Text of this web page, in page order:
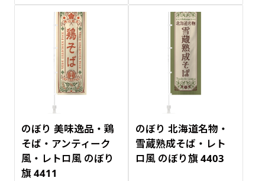
のぼり 美味逸品・鶏
そば・アンティーク
風・レトロ風 のぼり
旗 4411
のぼり 北海道名物・
雪蔵熟成そば・レト
ロ風 のぼり旗 4403